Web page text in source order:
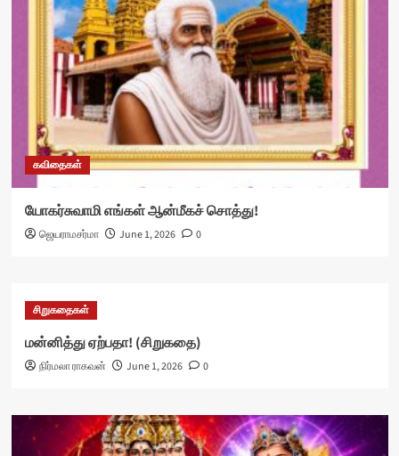
கவிதைகள்
யோகர்சுவாமி எங்கள் ஆன்மீகச் சொத்து!
ஜெயராமசர்மா June 1, 2026 0
சிறுகதைகள்
மன்னித்து ஏற்பதா! (சிறுகதை)
நிர்மலா ராகவன் June 1, 2026 0